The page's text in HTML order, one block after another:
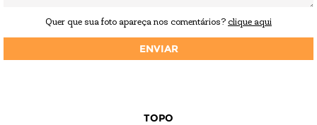
Quer que sua foto apareça nos comentários? clique aqui
TOPO